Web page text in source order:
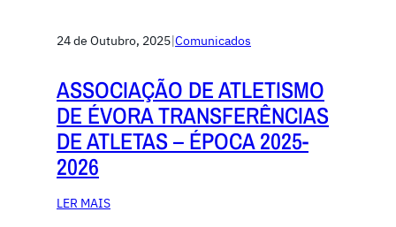
24 de Outubro, 2025|Comunicados
ASSOCIAÇÃO DE ATLETISMO
DE ÉVORA TRANSFERÊNCIAS
DE ATLETAS – ÉPOCA 2025-
2026
LER MAIS